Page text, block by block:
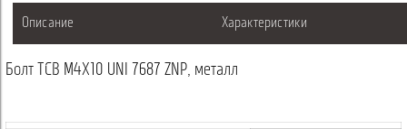
Описание Характеристики
Болт TCB M4X10 UNI 7687 ZNP, металл